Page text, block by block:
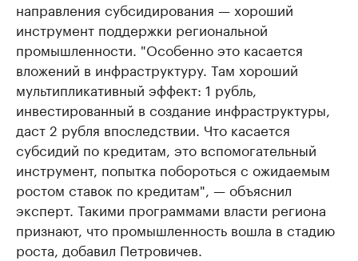
направления субсидирования — хороший
инструмент поддержки региональной
промышленности. "Особенно это касается
вложений в инфраструктуру. Там хороший
мультипликативный эффект: 1 рубль,
инвестированный в создание инфраструктуры,
даст 2 рубля впоследствии. Что касается
субсидий по кредитам, это вспомогательный
инструмент, попытка побороться с ожидаемым
ростом ставок по кредитам", — объяснил
эксперт. Такими программами власти региона
признают, что промышленность вошла в стадию
роста, добавил Петровичев.